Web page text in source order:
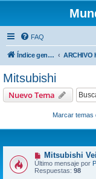
FAQ
Índice general
Mitsubishi
Nuevo Tema
Marcar temas
Mitsubishi
Último mensaje por
Respuestas: 98